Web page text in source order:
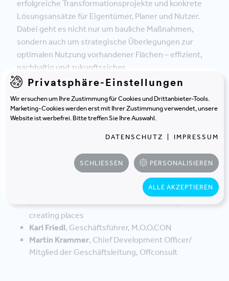
erfolgreiche Transformationsprojekte und konkrete
Lösungsansätze für Eigentümer, Planer und Nutzer.
Dabei geht es nicht nur um bauliche Maßnahmen,
sondern auch um strategische Überlegungen zur
optimalen Nutzung vorhandener Flächen – effizient,
nachhaltig und zukunftssicher.
JETZT ANMELDEN
Die Panelisten
Dr. Sandra Breuer , Geschäftsführerin, loop.
creating places
Karl Friedl, Geschäftsführer, M.O.O.CON
Martin Krammer, Chief Development Officer/
Mitglied der Geschäftsleitung, Offconsult
Privatsphäre-Einstellungen
Wir ersuchen um Ihre Zustimmung für Cookies und Drittanbieter-Tools.
Marketing-Cookies werden erst mit Ihrer Zustimmung verwendet, unsere
Website ist werbefrei. Bitte treffen Sie Ihre Auswahl.
DATENSCHUTZ IMPRESSUM
SCHLIESSEN PERSONALISIEREN
ALLE AKZEPTIEREN